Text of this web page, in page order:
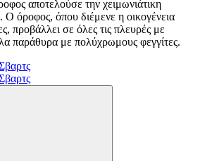
αποτελούσε την χειμωνιάτικη
Ο όροφος, όπου διέμενε η οικογένεια
προβάλλει σε όλες τις πλευρές με
παράθυρα με πολύχρωμους φεγγίτες.